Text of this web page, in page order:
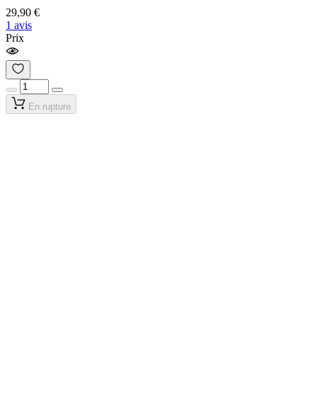
29,90 €
1 avis
Prix
En rupture